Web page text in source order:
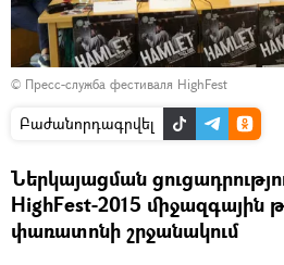
© Пресс-служба фестиваля HighFest
Բաժանորդագրվել
Ներկայացման
HighFest-2015
փառատոնի շրջանակում